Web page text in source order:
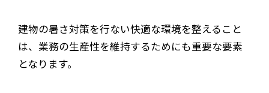
建物の暑さ対策を行ない快適な環境を整えること
は、業務の生産性を維持するためにも重要な要素
となります。